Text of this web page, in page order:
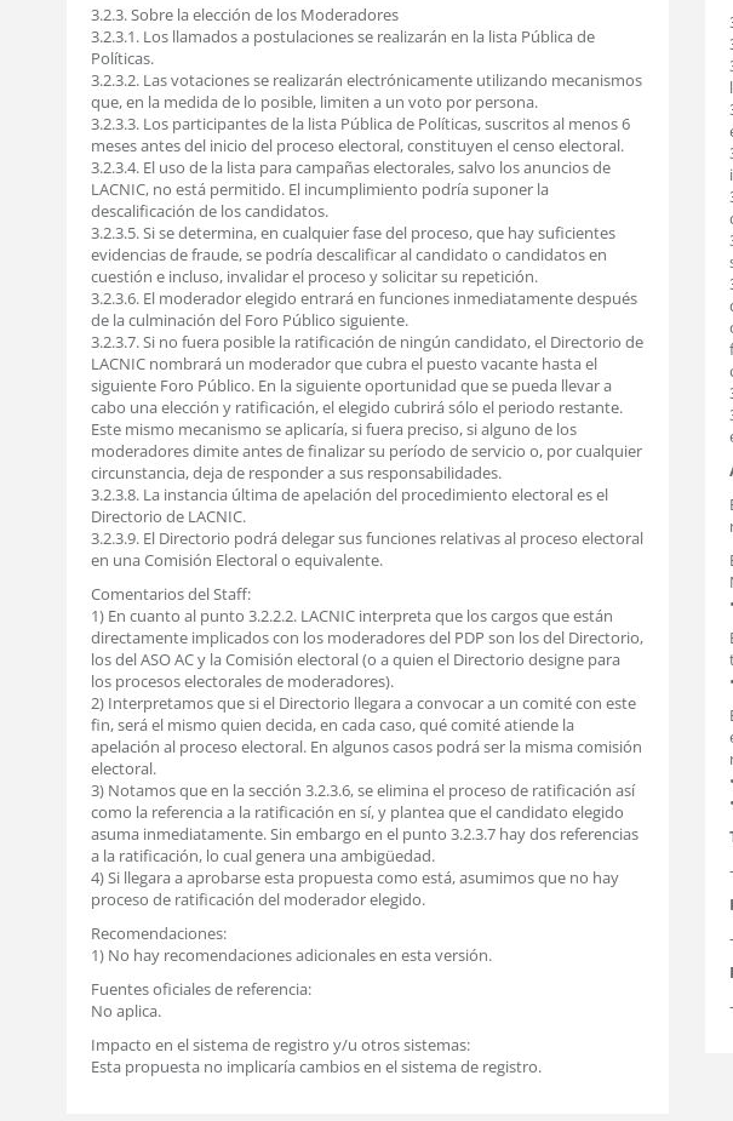
3.2.3. Sobre la elección de los Moderadores
3.2.3.1. Los llamados a postulaciones se realizarán en la lista Pública de
Políticas.
3.2.3.2. Las votaciones se realizarán electrónicamente utilizando mecanismos
que, en la medida de lo posible, limiten a un voto por persona.
3.2.3.3. Los participantes de la lista Pública de Políticas, suscritos al menos 6
meses antes del inicio del proceso electoral, constituyen el censo electoral.
3.2.3.4. El uso de la lista para campañas electorales, salvo los anuncios de
LACNIC, no está permitido. El incumplimiento podría suponer la
descalificación de los candidatos.
3.2.3.5. Si se determina, en cualquier fase del proceso, que hay suficientes
evidencias de fraude, se podría descalificar al candidato o candidatos en
cuestión e incluso, invalidar el proceso y solicitar su repetición.
3.2.3.6. El moderador elegido entrará en funciones inmediatamente después
de la culminación del Foro Público siguiente.
3.2.3.7. Si no fuera posible la ratificación de ningún candidato, el Directorio de
LACNIC nombrará un moderador que cubra el puesto vacante hasta el
siguiente Foro Público. En la siguiente oportunidad que se pueda llevar a
cabo una elección y ratificación, el elegido cubrirá sólo el periodo restante.
Este mismo mecanismo se aplicaría, si fuera preciso, si alguno de los
moderadores dimite antes de finalizar su período de servicio o, por cualquier
circunstancia, deja de responder a sus responsabilidades.
3.2.3.8. La instancia última de apelación del procedimiento electoral es el
Directorio de LACNIC.
3.2.3.9. El Directorio podrá delegar sus funciones relativas al proceso electoral
en una Comisión Electoral o equivalente.
Comentarios del Staff:
1) En cuanto al punto 3.2.2.2. LACNIC interpreta que los cargos que están
directamente implicados con los moderadores del PDP son los del Directorio,
los del ASO AC y la Comisión electoral (o a quien el Directorio designe para
los procesos electorales de moderadores).
2) Interpretamos que si el Directorio llegara a convocar a un comité con este
fin, será el mismo quien decida, en cada caso, qué comité atiende la
apelación al proceso electoral. En algunos casos podrá ser la misma comisión
electoral.
3) Notamos que en la sección 3.2.3.6, se elimina el proceso de ratificación así
como la referencia a la ratificación en sí, y plantea que el candidato elegido
asuma inmediatamente. Sin embargo en el punto 3.2.3.7 hay dos referencias
a la ratificación, lo cual genera una ambigüedad.
4) Si llegara a aprobarse esta propuesta como está, asumimos que no hay
proceso de ratificación del moderador elegido.
Recomendaciones:
1) No hay recomendaciones adicionales en esta versión.
Fuentes oficiales de referencia:
No aplica.
Impacto en el sistema de registro y/u otros sistemas:
Esta propuesta no implicaría cambios en el sistema de registro.
-
-
-